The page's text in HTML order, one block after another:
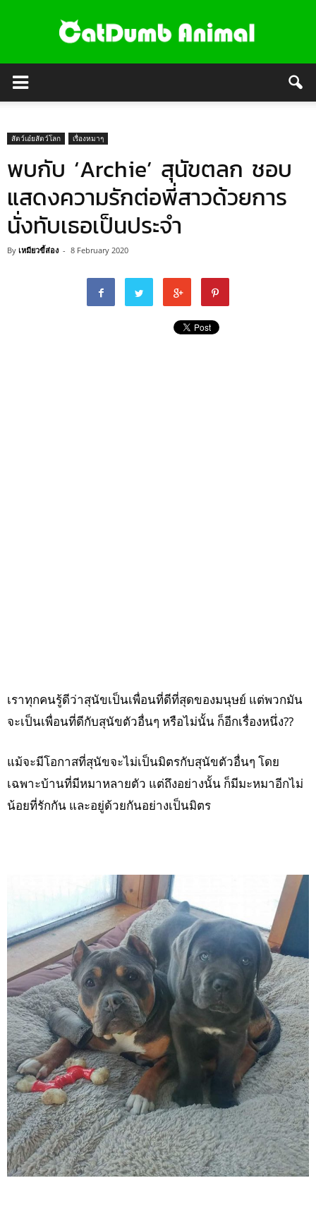
สัตว์เอ๋ยสัตว์โลก เรื่องหมาๆ
พบกับ ‘Archie’ สุนัขตลก ชอบ
แสดงความรักต่อพี่สาวด้วยการ
นั่งทับเธอเป็นประจำ
By เหมียวขี้ส่อง - 8 February 2020
เราทุกคนรู้ดีว่าสุนัขเป็นเพื่อนที่ดีที่สุดของมนุษย์ แต่พวกมัน
จะเป็นเพื่อนที่ดีกับสุนัขตัวอื่นๆ หรือไม่นั้น ก็อีกเรื่องหนึ่ง??
แม้จะมีโอกาสที่สุนัขจะไม่เป็นมิตรกับสุนัขตัวอื่นๆ โดย
เฉพาะบ้านที่มีหมาหลายตัว แต่ถึงอย่างนั้น ก็มีมะหมาอีกไม่
น้อยที่รักกัน และอยู่ด้วยกันอย่างเป็นมิตร